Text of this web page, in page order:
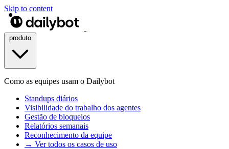
Skip to content
Como as equipes usam o Dailybot
Standups diários
Visibilidade do trabalho dos agentes
Gestão de bloqueios
Relatórios semanais
Reconhecimento da equipe
→ Ver todos os casos de uso